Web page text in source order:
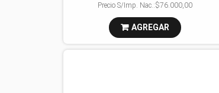
Precio S/Imp. Nac.:$76.000,00
AGREGAR